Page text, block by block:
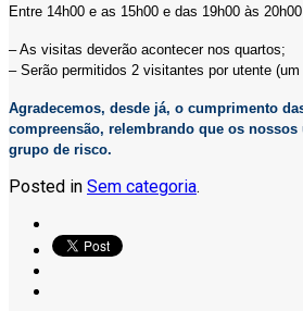
Entre 14h00 e as 15h00 e das 19h00 às 20h00
– As visitas deverão acontecer nos quartos;
– Serão permitidos 2 visitantes por utente (um
Agradecemos, desde já, o cumprimento
compreensão, relembrando que os nossos
grupo de risco.
Posted in Sem categoria.